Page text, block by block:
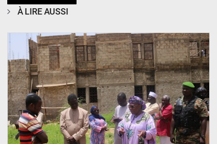
À LIRE AUSSI